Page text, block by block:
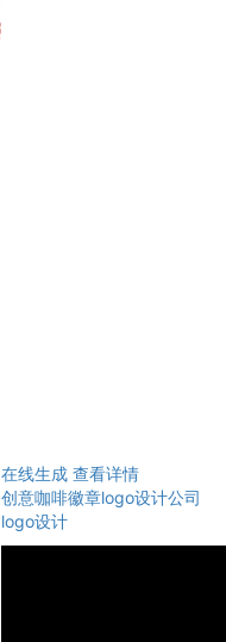
在线生成 查看详情
创意咖啡徽章logo设计公司
logo设计